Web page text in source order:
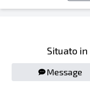
Situato in
Message